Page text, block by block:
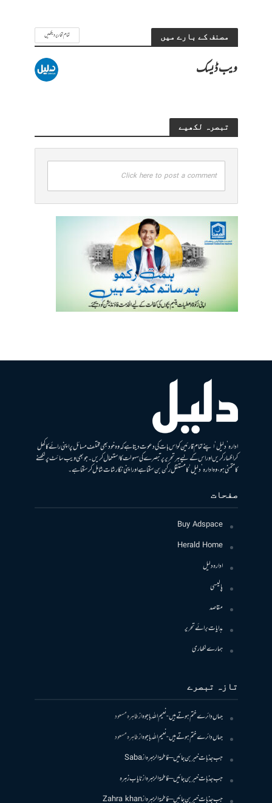
مصنف کے بارے میں تمام تحاریر دیکھیں
ویب ڈیسک
تبصرہ لکھیے
Click here to post a comment
ادارہ ’دلیل‘ اپنے تمام قارئین کو اس بات کی دعوت دیتا ہے کہ وہ خود بھی مختلف مسائل پر اپنی رائے کا کھل
کر اظہار کریں اور اس کے لیے ہر تحریر پر تبصرے کی سہولت کا استعمال کریں۔ جو بھی ویب سائٹ پر لکھنے
کا متمنی ہو، وہ ادارہ ’دلیل‘ کا مستقل رکن بن سکتا ہے اور اپنی نگارشات شامل کرسکتا ہے۔
صفحات
Buy Adspace
Herald Home
ادارہ دلیل
پالیسی
مقاصد
ہدایات برائے تحریر
ہمارے لکھاری
تازہ تبصرے
جہاں دائرے ختم ہوتے ہیں- نعیم اللہ باجوہازطاہرہ مسعود
جہاں دائرے ختم ہوتے ہیں- نعیم اللہ باجوہازطاہرہ مسعود
جب جذبات خبر بن جائیں – فاطمۃالزہرہازSaba
جب جذبات خبر بن جائیں – فاطمۃالزہرہازنایاب زہرہ
جب جذبات خبر بن جائیں – فاطمۃالزہرہازZahra khan